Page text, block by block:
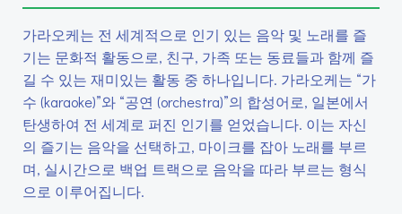
가라오케는 전 세계적으로 인기 있는 음악 및 노래를 즐
기는 문화적 활동으로, 친구, 가족 또는 동료들과 함께 즐
길 수 있는 재미있는 활동 중 하나입니다. 가라오케는 “가
수 (karaoke)”와 “공연 (orchestra)”의 합성어로, 일본에서
탄생하여 전 세계로 퍼진 인기를 얻었습니다. 이는 자신
의 즐기는 음악을 선택하고, 마이크를 잡아 노래를 부르
며, 실시간으로 백업 트랙으로 음악을 따라 부르는 형식
으로 이루어집니다.